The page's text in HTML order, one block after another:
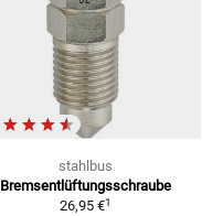
stahlbus
Bremsentlüftungsschraube
26,95 €1